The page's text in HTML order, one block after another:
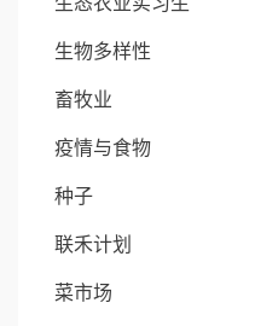
生物多样性
畜牧业
疫情与食物
种子
联禾计划
菜市场